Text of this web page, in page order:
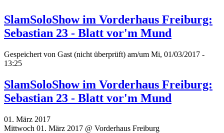
SlamSoloShow im Vorderhaus Freiburg:
Sebastian 23 - Blatt vor'm Mund
Gespeichert von Gast (nicht überprüft) am/um Mi, 01/03/2017 -
13:25
SlamSoloShow im Vorderhaus Freiburg:
Sebastian 23 - Blatt vor'm Mund
01. März 2017
Mittwoch 01. März 2017 @ Vorderhaus Freiburg